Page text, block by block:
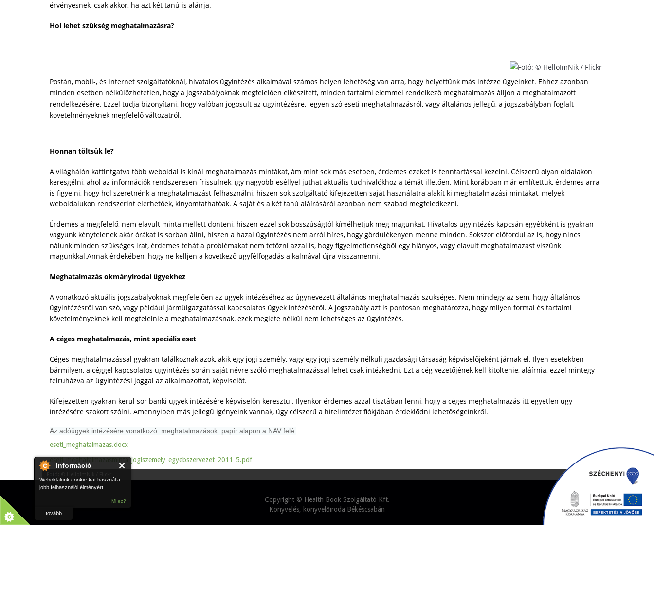
Információ
Weboldalunk cookie-kat használ a
jobb felhasználói élményért.
Mi ez?
tovább
érvényesnek, csak akkor, ha azt két tanú is aláírja.
Hol lehet szükség meghatalmazásra?
Postán, mobil-, és internet szolgáltatóknál, hivatalos ügyintézés alkalmával számos helyen lehetőség van arra, hogy helyettünk más intézze ügyeinket. Ehhez azonban
minden esetben nélkülözhetetlen, hogy a jogszabályoknak megfelelően elkészített, minden tartalmi elemmel rendelkező meghatalmazás álljon a meghatalmazott
rendelkezésére. Ezzel tudja bizonyítani, hogy valóban jogosult az ügyintézésre, legyen szó eseti meghatalmazásról, vagy általános jellegű, a jogszabályban foglalt
követelményeknek megfelelő változatról.
Honnan töltsük le?
A világhálón kattintgatva több weboldal is kínál meghatalmazás mintákat, ám mint sok más esetben, érdemes ezeket is fenntartással kezelni. Célszerű olyan oldalakon
keresgélni, ahol az információk rendszeresen frissülnek, így nagyobb eséllyel juthat aktuális tudnivalókhoz a témát illetően. Mint korábban már említettük, érdemes arra
is figyelni, hogy hol szeretnénk a meghatalmazást felhasználni, hiszen sok szolgáltató kifejezetten saját használatra alakít ki meghatalmazási mintákat, melyek
weboldalukon rendszerint elérhetőek, kinyomtathatóak. A saját és a két tanú aláírásáról azonban nem szabad megfeledkezni.
Érdemes a megfelelő, nem elavult minta mellett dönteni, hiszen ezzel sok bosszúságtól kímélhetjük meg magunkat. Hivatalos ügyintézés kapcsán egyébként is gyakran
vagyunk kénytelenek akár órákat is sorban állni, hiszen a hazai ügyintézés nem arról híres, hogy gördülékenyen menne minden. Sokszor előfordul az is, hogy nincs
nálunk minden szükséges irat, érdemes tehát a problémákat nem tetőzni azzal is, hogy figyelmetlenségből egy hiányos, vagy elavult meghatalmazást viszünk
magunkkal.Annak érdekében, hogy ne kelljen a következő ügyfélfogadás alkalmával újra visszamenni.
Meghatalmazás okmányirodai ügyekhez
A vonatkozó aktuális jogszabályoknak megfelelően az ügyek intézéséhez az úgynevezett általános meghatalmazás szükséges. Nem mindegy az sem, hogy általános
ügyintézésről van szó, vagy például járműigazgatással kapcsolatos ügyek intézéséről. A jogszabály azt is pontosan meghatározza, hogy milyen formai és tartalmi
követelményeknek kell megfelelnie a meghatalmazásnak, ezek megléte nélkül nem lehetséges az ügyintézés.
A céges meghatalmazás, mint speciális eset
Céges meghatalmazással gyakran találkoznak azok, akik egy jogi személy, vagy egy jogi személy nélküli gazdasági társaság képviselőjeként járnak el. Ilyen esetekben
bármilyen, a céggel kapcsolatos ügyintézés során saját névre szóló meghatalmazással lehet csak intézkedni. Ezt a cég vezetőjének kell kitöltenie, aláírnia, ezzel mintegy
felruházva az ügyintézési joggal az alkalmazottat, képviselőt.
Kifejezetten gyakran kerül sor banki ügyek intézésére képviselőn keresztül. Ilyenkor érdemes azzal tisztában lenni, hogy a céges meghatalmazás itt egyetlen ügy
intézésére szokott szólni. Amennyiben más jellegű igényeink vannak, úgy célszerű a hitelintézet fiókjában érdeklődni lehetőségeinkről.
Az adóügyek intézé­sére vonatkozó meg­ha­tal­ma­zások papír alapon a NAV felé:
eseti_meghatalmazas.docx
eseti_meghatalmazasminta_jogiszemely_egyebszervezet_2011_5.pdf
Copyright © Health Book Szolgáltató Kft.
Könyvelés, könyvelőiroda Békéscsabán